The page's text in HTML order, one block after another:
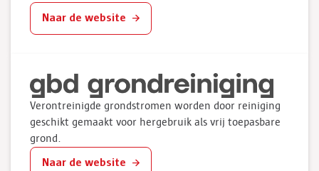
Naar de website
Verontreinigde grondstromen worden door reiniging
geschikt gemaakt voor hergebruik als vrij toepasbare
grond.
Naar de website